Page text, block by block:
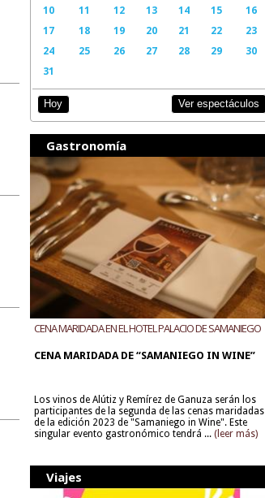
10
11 12 13 14 15
16
17
18 19 20 21 22
23
24
25 26 27 28 29
30
31
Hoy Ver espectáculos
Gastronomía
CENA MARIDADA EN EL HOTEL PALACIO DE SAMANIEGO
CENA MARIDADA DE “SAMANIEGO IN WINE”
Los vinos de Alútiz y Remírez de Ganuza serán los
participantes de la segunda de las cenas maridadas
de la edición 2023 de "Samaniego in Wine". Este
singular evento gastronómico tendrá ... (leer más)
Viajes